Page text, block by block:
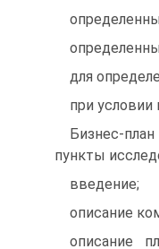
для
при условии
Бизнес-
пункты
введение;
описание
описание